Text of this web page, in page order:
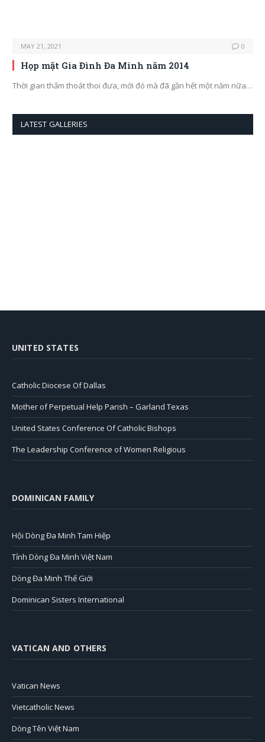
MAY 21, 2021 0
Họp mặt Gia Đình Đa Minh năm 2014
Thời gian thấm thoát thoi đưa, mới đó mà đã gần hết một năm nữa…
LATEST GALLERIES
UNITED STATES
Catholic Diocese Of Dallas
Mother of Perpetual Help Parish – Garland Texas
United States Conference Of Catholic Bishops
The Leadership Conference of Women Religious
DOMINICAN FAMILY
Hội Dòng Đa Minh Tam Hiệp
Tỉnh Dòng Đa Minh Việt Nam
Dòng Đa Minh Thế Giới
Dominican Sisters International
VATICAN AND OTHERS
Vatican News
Vietcatholic News
Dòng Tên Việt Nam